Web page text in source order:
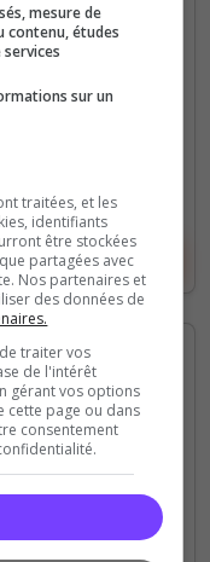
Voter
Phénix (1er
mesure de
contenu, études
services
sur un
traitées, et les
identifiants
être stockées
partagées avec
Nos partenaires et
des données de
traiter vos
de l'intérêt
gérant vos options
cette page ou dans
consentement